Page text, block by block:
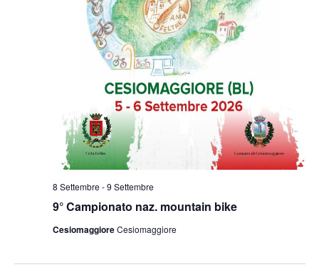
9° Campionato naz. mountain bike
8 Settembre -9 Settembre
CesiomaggioreCesiomaggiore